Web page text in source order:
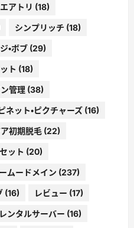
エアトリ (18)
シンプリッチ (18)
・ボブ (29)
ト (18)
管理 (38)
ネット・ピクチャーズ (16)
初期脱毛 (22)
ット (20)
ムードメイン (237)
(16) レビュー (17)
レンタルサーバー (16)